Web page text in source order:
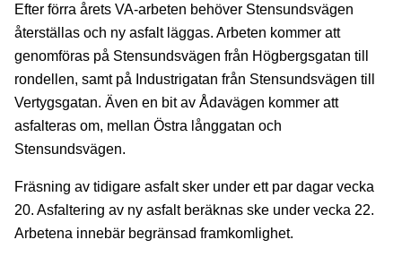
Efter förra årets VA-arbeten behöver Stensundsvägen
återställas och ny asfalt läggas. Arbeten kommer att
genomföras på Stensundsvägen från Högbergsgatan till
rondellen, samt på Industrigatan från Stensundsvägen till
Vertygsgatan. Även en bit av Ådavägen kommer att
asfalteras om, mellan Östra långgatan och
Stensundsvägen.
Fräsning av tidigare asfalt sker under ett par dagar vecka
20. Asfaltering av ny asfalt beräknas ske under vecka 22.
Arbetena innebär begränsad framkomlighet.